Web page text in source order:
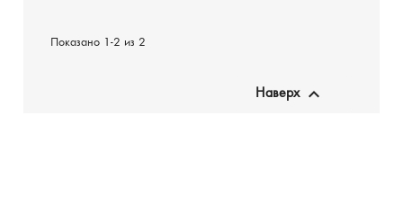
Показано 1-2 из 2
Наверх 